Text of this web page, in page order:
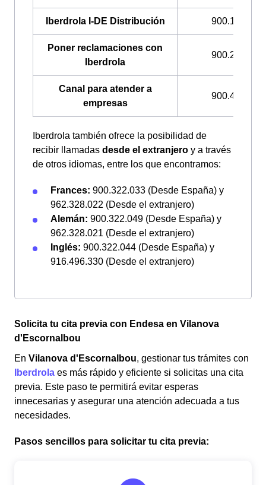
Iberdrola I-DE Distribución 900.171.171
Poner reclamaciones con
Iberdrola
900.225.235
Canal para atender a
empresas
900.400.408
Iberdrola también ofrece la posibilidad de
recibir llamadas desde el extranjero y a través
de otros idiomas, entre los que encontramos:
Frances: 900.322.033 (Desde España) y
962.328.022 (Desde el extranjero)
Alemán: 900.322.049 (Desde España) y
962.328.021 (Desde el extranjero)
Inglés: 900.322.044 (Desde España) y
916.496.330 (Desde el extranjero)
Solicita tu cita previa con Endesa en Vilanova
d'Escornalbou
En Vilanova d'Escornalbou, gestionar tus trámites con
Iberdrola es más rápido y eficiente si solicitas una cita
previa. Este paso te permitirá evitar esperas
innecesarias y asegurar una atención adecuada a tus
necesidades.
Pasos sencillos para solicitar tu cita previa: